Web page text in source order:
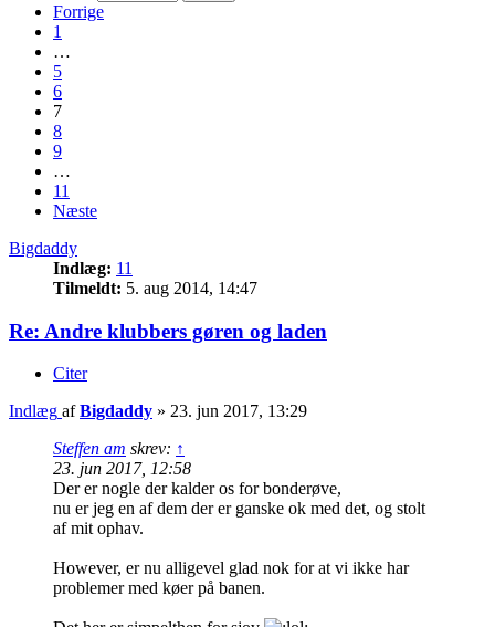
Forrige
1
…
5
6
7
8
9
…
11
Næste
Bigdaddy
Indlæg: 11
Tilmeldt: 5. aug 2014, 14:47
Re: Andre klubbers gøren og laden
Citer
Indlæg afBigdaddy » 23. jun 2017, 13:29
Steffen am skrev: ↑
23. jun 2017, 12:58
Der er nogle der kalder os for bonderøve,
nu er jeg en af dem der er ganske ok med det, og stolt
af mit ophav.
However, er nu alligevel glad nok for at vi ikke har
problemer med køer på banen.